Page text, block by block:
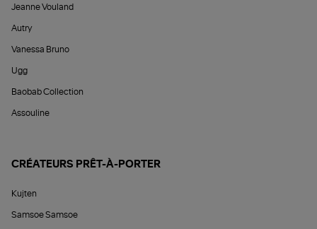
Jeanne Vouland
Autry
Vanessa Bruno
Ugg
Baobab Collection
Assouline
CRÉATEURS PRÊT-À-PORTER
Kujten
Samsoe Samsoe